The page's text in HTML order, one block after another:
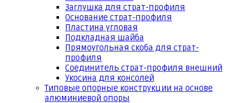
Заглушка для страт-профиля
Основание страт-профиля
Пластина угловая
Подкладная шайба
Прямоугольная скоба для страт-
профиля
Соединитель страт-профиля внешний
Укосина для консолей
Типовые опорные конструкции на основе
алюминиевой опоры